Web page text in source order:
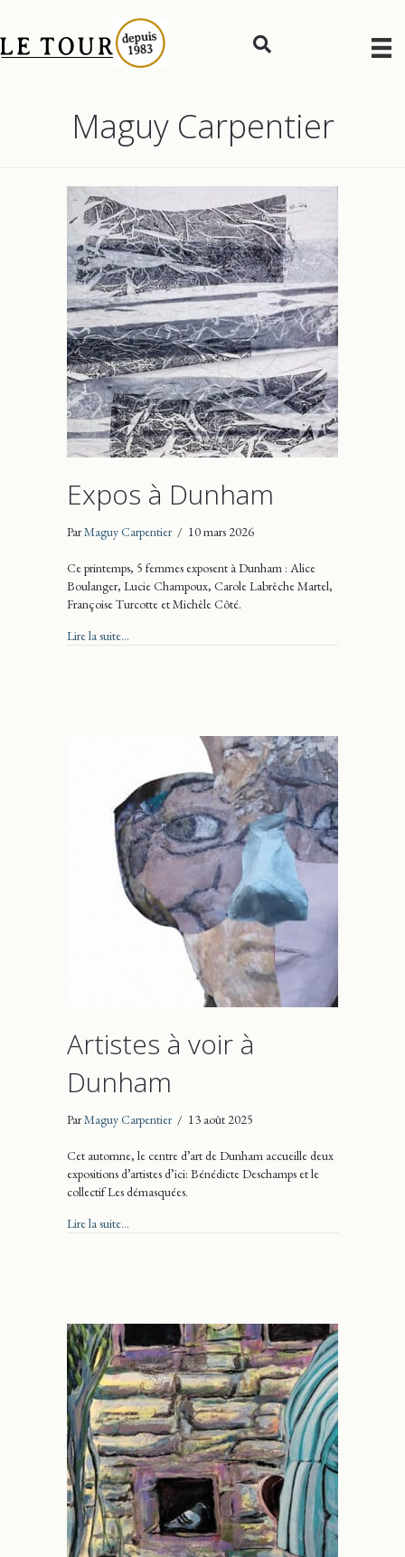
Maguy Carpentier
Expos à Dunham
ParMaguy Carpentier / 10 mars 2026
Ce printemps, 5 femmes exposent à Dunham : Alice
Boulanger, Lucie Champoux, Carole Labrèche Martel,
Françoise Turcotte et Michèle Côté.
Lire la suite...
Artistes à voir à
Dunham
ParMaguy Carpentier / 13 août 2025
Cet automne, le centre d’art de Dunham accueille deux
expositions d’artistes d’ici: Bénédicte Deschamps et le
collectif Les démasquées.
Lire la suite...